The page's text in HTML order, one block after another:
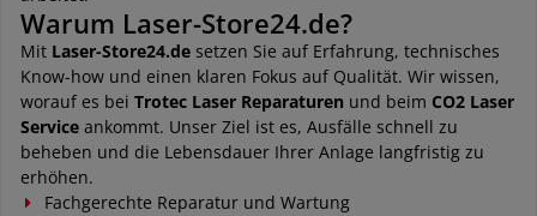
Warum Laser-Store24.de?
Mit Laser-Store24.de setzen Sie auf Erfahrung, technisches
Know-how und einen klaren Fokus auf Qualität. Wir wissen,
worauf es bei Trotec Laser Reparaturen und beim CO2 Laser
Service ankommt. Unser Ziel ist es, Ausfälle schnell zu
beheben und die Lebensdauer Ihrer Anlage langfristig zu
erhöhen.
Fachgerechte Reparatur und Wartung